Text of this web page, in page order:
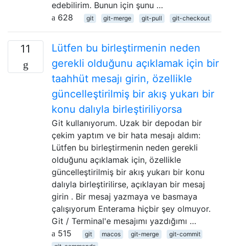
edebilirim. Bunun için şunu …
628
git git-merge git-pull git-checkout
11
Lütfen bu birleştirmenin neden
gerekli olduğunu açıklamak için bir
taahhüt mesajı girin, özellikle
güncelleştirilmiş bir akış yukarı bir
konu dalıyla birleştiriliyorsa
Git kullanıyorum. Uzak bir depodan bir
çekim yaptım ve bir hata mesajı aldım:
Lütfen bu birleştirmenin neden gerekli
olduğunu açıklamak için, özellikle
güncelleştirilmiş bir akış yukarı bir konu
dalıyla birleştirilirse, açıklayan bir mesaj
girin . Bir mesaj yazmaya ve basmaya
çalışıyorum Enterama hiçbir şey olmuyor.
Git / Terminal'e mesajımı yazdığımı …
515
git macos git-merge
git-commit